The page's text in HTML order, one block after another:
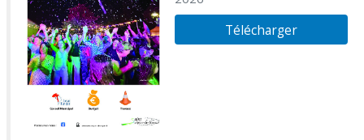
Télécharger